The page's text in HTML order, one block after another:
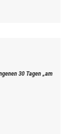
30 Tagen „am